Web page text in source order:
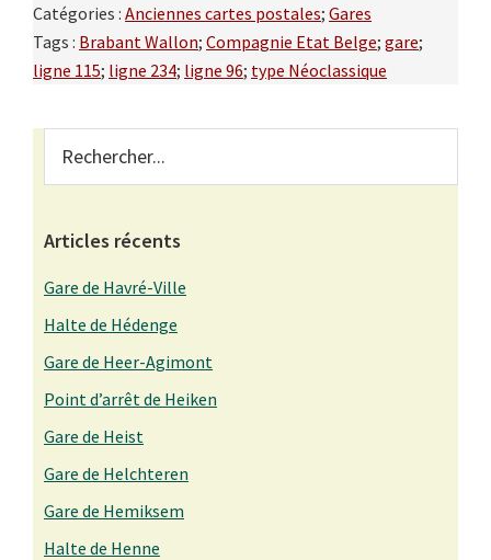
Catégories : Anciennes cartes postales; Gares
Tags : Brabant Wallon; Compagnie Etat Belge; gare;
ligne 115; ligne 234; ligne 96; type Néoclassique
Primary
Sidebar
Articles récents
Gare de Havré-Ville
Halte de Hédenge
Gare de Heer-Agimont
Point d’arrêt de Heiken
Gare de Heist
Gare de Helchteren
Gare de Hemiksem
Halte de Henne